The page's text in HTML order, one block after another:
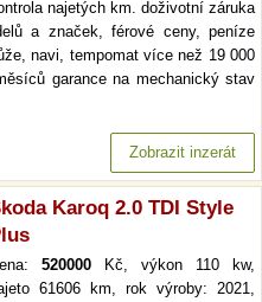
najetých km. doživotní záruka
a značek, férové ceny, peníze
navi, tempomat více než 19 000
garance na mechanický stav
Zobrazit inzerát
Karoq 2.0 TDI Style
520000 Kč, výkon 110 kw,
61606 km, rok výroby: 2021,